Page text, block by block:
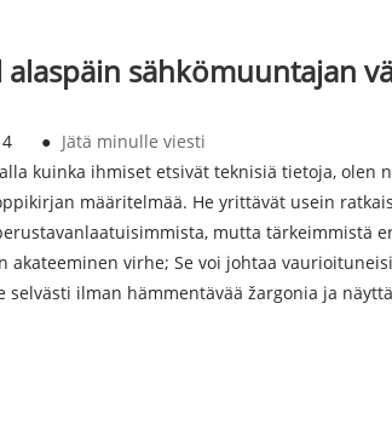
sähkömuuntajan
4 ● Jätä minulle viesti
kuinka ihmiset etsivät teknisiä tietoja, olen
määritelmää. He yrittävät usein
mutta tärkeimmistä
akateeminen virhe; Se voi johtaa
ilman hämmentävää žargonia ja